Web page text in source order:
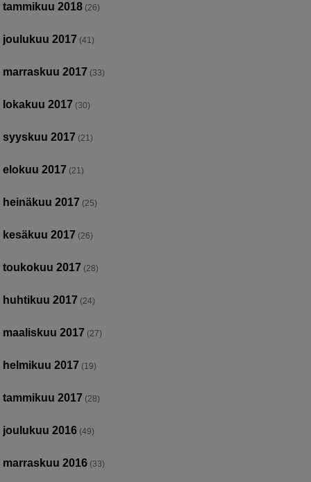
tammikuu 2018 (26)
joulukuu 2017 (41)
marraskuu 2017 (33)
lokakuu 2017 (30)
syyskuu 2017 (21)
elokuu 2017 (21)
heinäkuu 2017 (25)
kesäkuu 2017 (26)
toukokuu 2017 (28)
huhtikuu 2017 (24)
maaliskuu 2017 (27)
helmikuu 2017 (19)
tammikuu 2017 (28)
joulukuu 2016 (49)
marraskuu 2016 (33)